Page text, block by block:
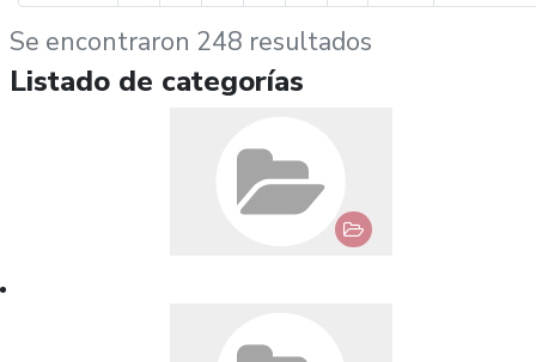
Se encontraron 248 resultados
Listado de categorías